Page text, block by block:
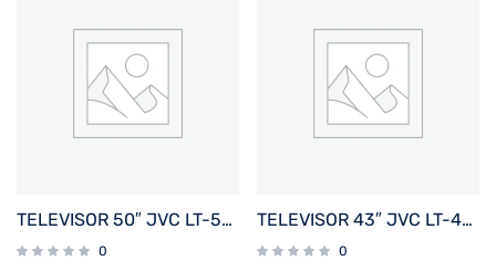
TELEVISOR 50″ JVC LT-50N7165U 4K UHD/HDR/ DIG/BLUETOOTH/3HDMI/2USB/RED/WHALE BORDE INFINIT
0
TELEVISOR 43″ JVC LT-43N5165U FHD OPT/ DIG/ BLUETOOTH/ 3 HDMI/ 2 USB/ RED/ WHALE BORDE INF
0